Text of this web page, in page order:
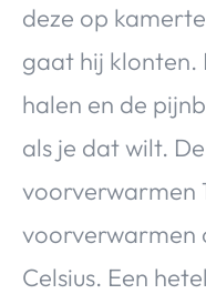
deze op
gaat hij klonten.
halen en de
als je dat wilt.
voorverwarmen
voorverwarmen
Celsius. Een